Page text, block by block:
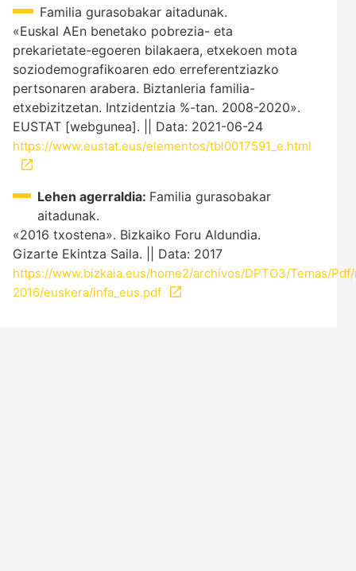
Familia gurasobakar aitadunak.
«Euskal AEn benetako pobrezia- eta
prekarietate-egoeren bilakaera, etxekoen mota
soziodemografikoaren edo erreferentziazko
pertsonaren arabera. Biztanleria familia-
etxebizitzetan. Intzidentzia %-tan. 2008-2020».
EUSTAT [webgunea]. || Data: 2021-06-24
https://www.eustat.eus/elementos/tbl0017591_e.html
Lehen agerraldia: Familia gurasobakar
aitadunak.
«2016 txostena». Bizkaiko Foru Aldundia.
Gizarte Ekintza Saila. || Data: 2017
https://www.bizkaia.eus/home2/archivos/DPTO3/Temas/
2016/euskera/infa_eus.pdf